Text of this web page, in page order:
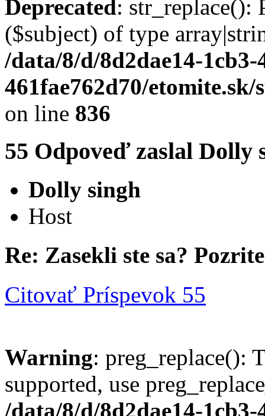
Deprecated : str_replace():
($subject) of type
/data/8/d/8d2dae14-1cb3-
461fae762d70/
on line 836
55 Odpoveď zaslal Dolly
Dolly singh
Host
Re: Zasekli ste sa?
Citovať Príspevok 55
Warning: preg_replace():
supported, use
/data/8/d/8d2dae14-1cb3-